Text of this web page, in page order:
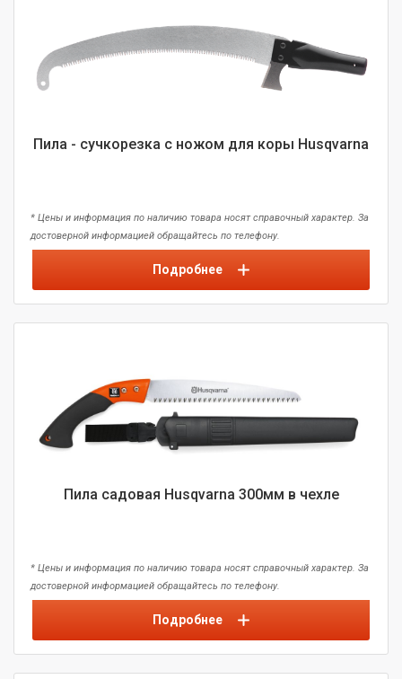
Пила - сучкорезка c ножом для коры Husqvarna
* Цены и информация по наличию товара носят справочный характер. За
достоверной информацией обращайтесь по телефону.
Подробнее
Пила садовая Husqvarna 300мм в чехле
* Цены и информация по наличию товара носят справочный характер. За
достоверной информацией обращайтесь по телефону.
Подробнее